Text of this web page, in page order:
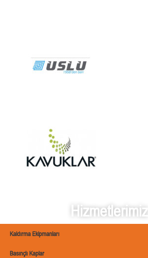
Hizmetlerimiz
Kaldırma Ekipmanları
Basınçlı Kaplar